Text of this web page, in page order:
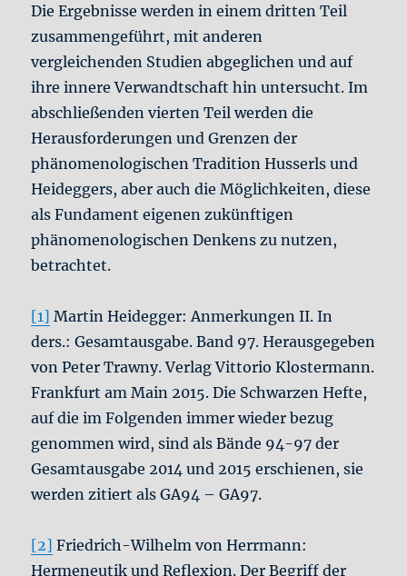
Die Ergebnisse werden in einem dritten Teil
zusammengeführt, mit anderen
vergleichenden Studien abgeglichen und auf
ihre innere Verwandtschaft hin untersucht. Im
abschließenden vierten Teil werden die
Herausforderungen und Grenzen der
phänomenologischen Tradition Husserls und
Heideggers, aber auch die Möglichkeiten, diese
als Fundament eigenen zukünftigen
phänomenologischen Denkens zu nutzen,
betrachtet.
[1] Martin Heidegger: Anmerkungen II. In
ders.: Gesamtausgabe. Band 97. Herausgegeben
von Peter Trawny. Verlag Vittorio Klostermann.
Frankfurt am Main 2015. Die Schwarzen Hefte,
auf die im Folgenden immer wieder bezug
genommen wird, sind als Bände 94-97 der
Gesamtausgabe 2014 und 2015 erschienen, sie
werden zitiert als GA94 – GA97.
[2] Friedrich-Wilhelm von Herrmann:
Hermeneutik und Reflexion. Der Begriff der